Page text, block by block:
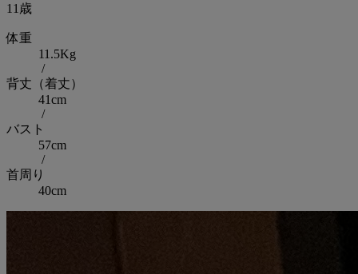
11歳
体重
11.5Kg
/
背丈（着丈）
41cm
/
バスト
57cm
/
首周り
40cm